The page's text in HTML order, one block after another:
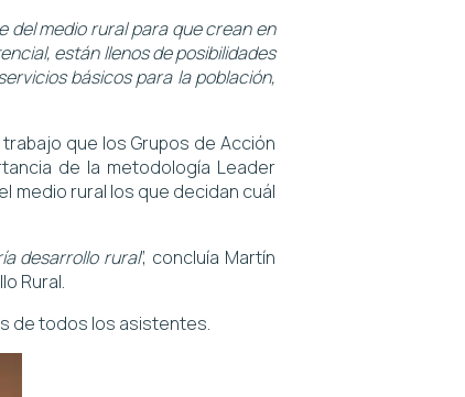
del medio rural para que crean en
están llenos de posibilidades
básicos para la población,
que los Grupos de Acción
de la metodología Leader
medio rural los que decidan cuál
desarrollo rural”, concluía Martín
Rural.
de todos los asistentes.